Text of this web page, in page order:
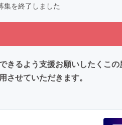
集を終了しました
るよう支援お願いしたくこ
せていただきます。